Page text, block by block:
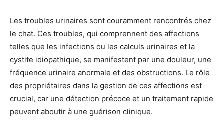
Les troubles urinaires sont couramment rencontrés chez
le chat. Ces troubles, qui comprennent des affections
telles que les infections ou les calculs urinaires et la
cystite idiopathique, se manifestent par une douleur, une
fréquence urinaire anormale et des obstructions. Le rôle
des propriétaires dans la gestion de ces affections est
crucial, car une détection précoce et un traitement rapide
peuvent aboutir à une guérison clinique.